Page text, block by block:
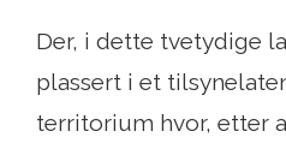
Der, i dette tvetydige
plassert i et
territorium hvor, etter